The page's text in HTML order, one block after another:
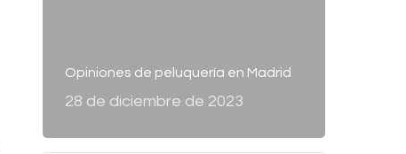
Opiniones de peluquería en Madrid
28 de diciembre de 2023